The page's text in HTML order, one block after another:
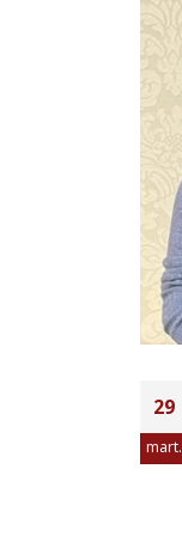
29
mart.